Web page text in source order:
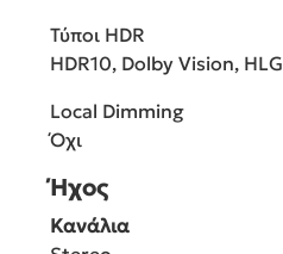
Τύποι HDR
HDR10, Dolby Vision, HLG
Local Dimming
Όχι
Ήχος
Κανάλια